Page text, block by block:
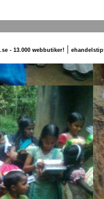
- 13.000 webbutiker!|
Milton